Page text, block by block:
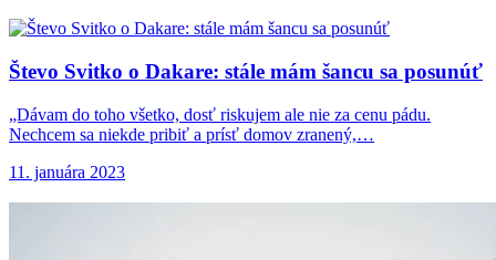
Števo Svitko o Dakare: stále mám šancu sa posunúť
„Dávam do toho všetko, dosť riskujem ale nie za cenu pádu.
Nechcem sa niekde pribiť a prísť domov zranený,…
11. januára 2023